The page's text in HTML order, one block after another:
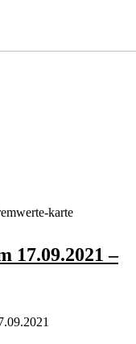
karte
17.09.2021 –